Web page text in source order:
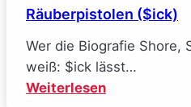
wie
alle
meine
Ideale
Räuberpistolen ($ick)
Wer die Biografie Shore,
weiß: $ick lässt…
Weiterlesen: